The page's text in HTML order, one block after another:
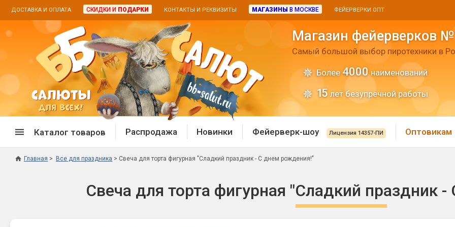
ДОСТАВКА И ОПЛАТА СКИДКИ И ПОДАРКИ КОНТАКТЫ И РЕКВИЗИТЫ МАГАЗИНЫ В МОСКВЕ ФЕЙЕРВЕРКИ ОПТ
Магазин фейерверков
Самый большой выбор пиротехники в
Более 4000наименований
15 лет безупречной работы
Каталог товаров
Распродажа фейерверков
Дневные батареи
Хлопушки и
Распродажа Новинки Фейерверк-шоу Лицензия 14357-ПИ Оптовикам
Главная Все для праздника Свеча для торта фигурная "Сладкий праздник - С днем рождения!"
Свеча для торта фигурная "Сладкий праздник